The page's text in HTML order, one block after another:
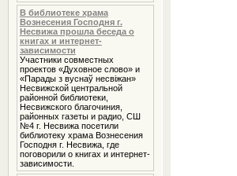
В библиотеке храма
Вознесения Господня г.
Несвижа прошла беседа о
книгах и интернет-
зависимости
Участники совместных
проектов «Духовное слово» и
«Парады з вуснаў несвіжан»
Несвижской центральной
районной библиотеки,
Несвижского благочиния,
районных газеты и радио, СШ
№4 г. Несвижа посетили
библиотеку храма Вознесения
Господня г. Несвижа, где
поговорили о книгах и интернет-
зависимости.